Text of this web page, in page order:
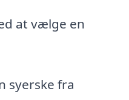
at vælge en
syerske fra